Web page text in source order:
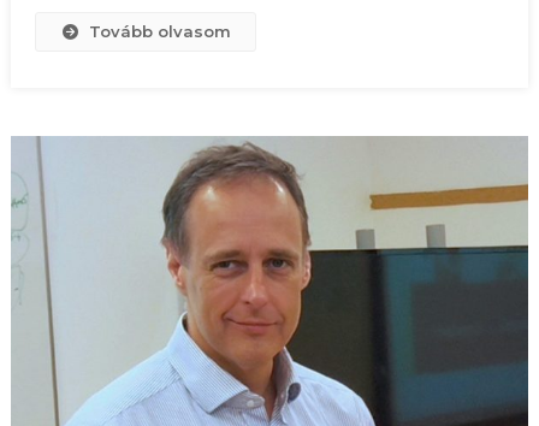
Tovább olvasom